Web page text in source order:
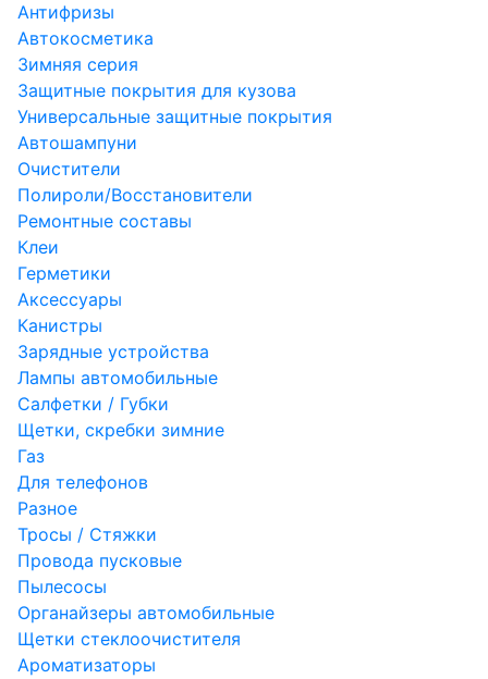
Антифризы
Автокосметика
Зимняя серия
Защитные покрытия для кузова
Универсальные защитные покрытия
Автошампуни
Очистители
Полироли/Восстановители
Ремонтные составы
Клеи
Герметики
Аксессуары
Канистры
Зарядные устройства
Лампы автомобильные
Салфетки / Губки
Щетки, скребки зимние
Газ
Для телефонов
Разное
Тросы / Стяжки
Провода пусковые
Пылесосы
Органайзеры автомобильные
Щетки стеклоочистителя
Ароматизаторы